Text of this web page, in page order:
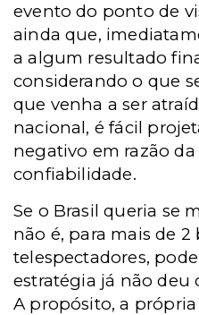
evento do ponto de
ainda que,
a algum resultado
considerando o que
que venha a ser
nacional, é fácil
negativo em razão
confiabilidade.
Se o Brasil queria se
não é, para mais de 2
telespectadores,
estratégia já não deu
A propósito, a própria